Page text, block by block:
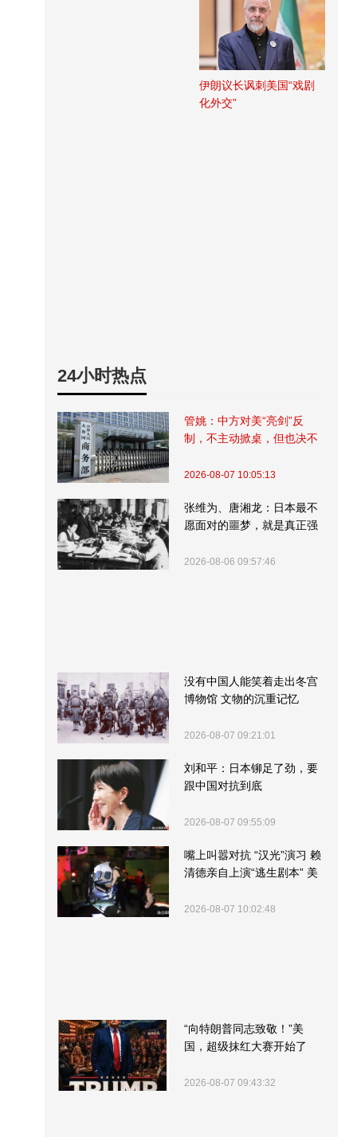
伊朗议长讽刺美国“戏剧
化外交”
24小时热点
管姚：中方对美“亮剑”反
制，不主动掀桌，但也决不
2026-08-07 10:05:13
张维为、唐湘龙：日本最不
愿面对的噩梦，就是真正强
2026-08-06 09:57:46
没有中国人能笑着走出冬宫
博物馆 文物的沉重记忆
2026-08-07 09:21:01
刘和平：日本铆足了劲，要
跟中国对抗到底
2026-08-07 09:55:09
嘴上叫嚣对抗 “汉光”演习 赖
清德亲自上演“逃生剧本” 美
2026-08-07 10:02:48
“向特朗普同志致敬！”美
国，超级抹红大赛开始了
2026-08-07 09:43:32